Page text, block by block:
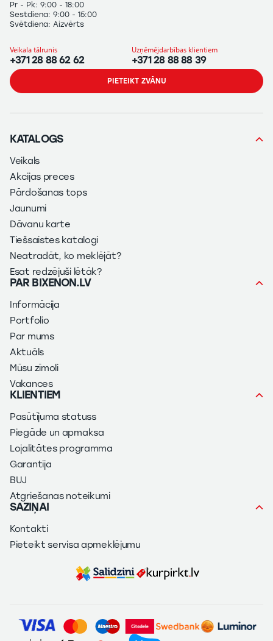
Pr - Pk: 9:00 - 18:00
Sestdiena: 9:00 - 15:00
Svētdiena: Aizvērts
Veikala tālrunis
+371 28 88 62 62
Uzņēmējdarbības klientiem
+371 28 88 88 39
PIETEIKT ZVĀNU
KATALOGS
Veikals
Akcijas preces
Pārdošanas tops
Jaunumi
Dāvanu karte
Tiešsaistes katalogi
Neatradāt, ko meklējāt?
Esat redzējuši lētāk?
PAR BIXENON.LV
Informācija
Portfolio
Par mums
Aktuāls
Mūsu zīmoli
Vakances
KLIENTIEM
Pasūtījuma statuss
Piegāde un apmaksa
Lojalitātes programma
Garantija
BUJ
Atgriešanas noteikumi
SAZIŅAI
Kontakti
Pieteikt servisa apmeklējumu